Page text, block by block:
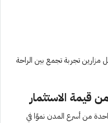
تجربة تجمع بين الراحة
قيمة الاستثمار
من أسرع المدن نموًا في